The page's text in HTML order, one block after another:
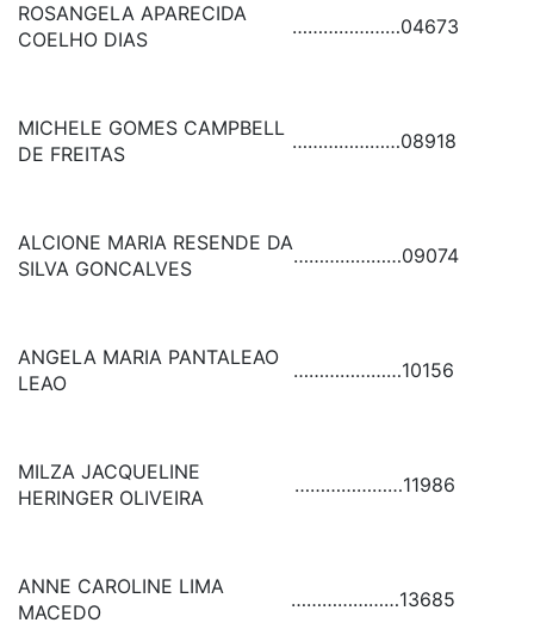
ROSANGELA APARECIDA
COELHO DIAS
…………………04673
MICHELE GOMES CAMPBELL
DE FREITAS
…………………08918
ALCIONE MARIA RESENDE DA
SILVA GONCALVES
…………………09074
ANGELA MARIA PANTALEAO
LEAO
…………………10156
MILZA JACQUELINE
HERINGER OLIVEIRA
…………………11986
ANNE CAROLINE LIMA
MACEDO
…………………13685